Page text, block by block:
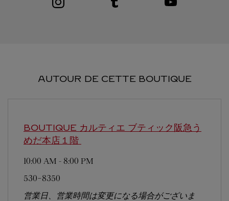
AUTOUR DE CETTE BOUTIQUE
BOUTIQUE カルティエ ブティック阪急う
めだ本店１階
10:00 AM - 8:00 PM
530-8350
営業日、営業時間は変更になる場合がございま